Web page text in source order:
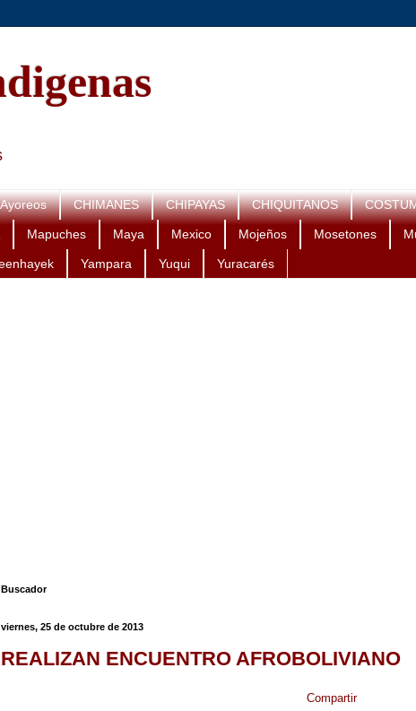
Ayoreos CHIMANES CHIPAYAS CHIQUITANOS
Mapuches Maya Mexico Mojeños Mosetones
Yampara Yuqui Yuracarés
Buscador
viernes, 25 de octubre de 2013
REALIZAN ENCUENTRO AFROBOLIVIANO
Compartir